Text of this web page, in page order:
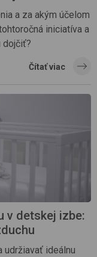
a za akým účelom
iniciatíva a
dojčiť?
Čítať viac
v detskej izbe:
udržiavať ideálnu